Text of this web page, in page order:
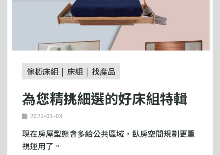
傢櫥床組 床組 找產品
為您精挑細選的好床組特輯
2022-01-03
現在房屋型態會多給公共區域，臥房空間規劃更重
視運用了。